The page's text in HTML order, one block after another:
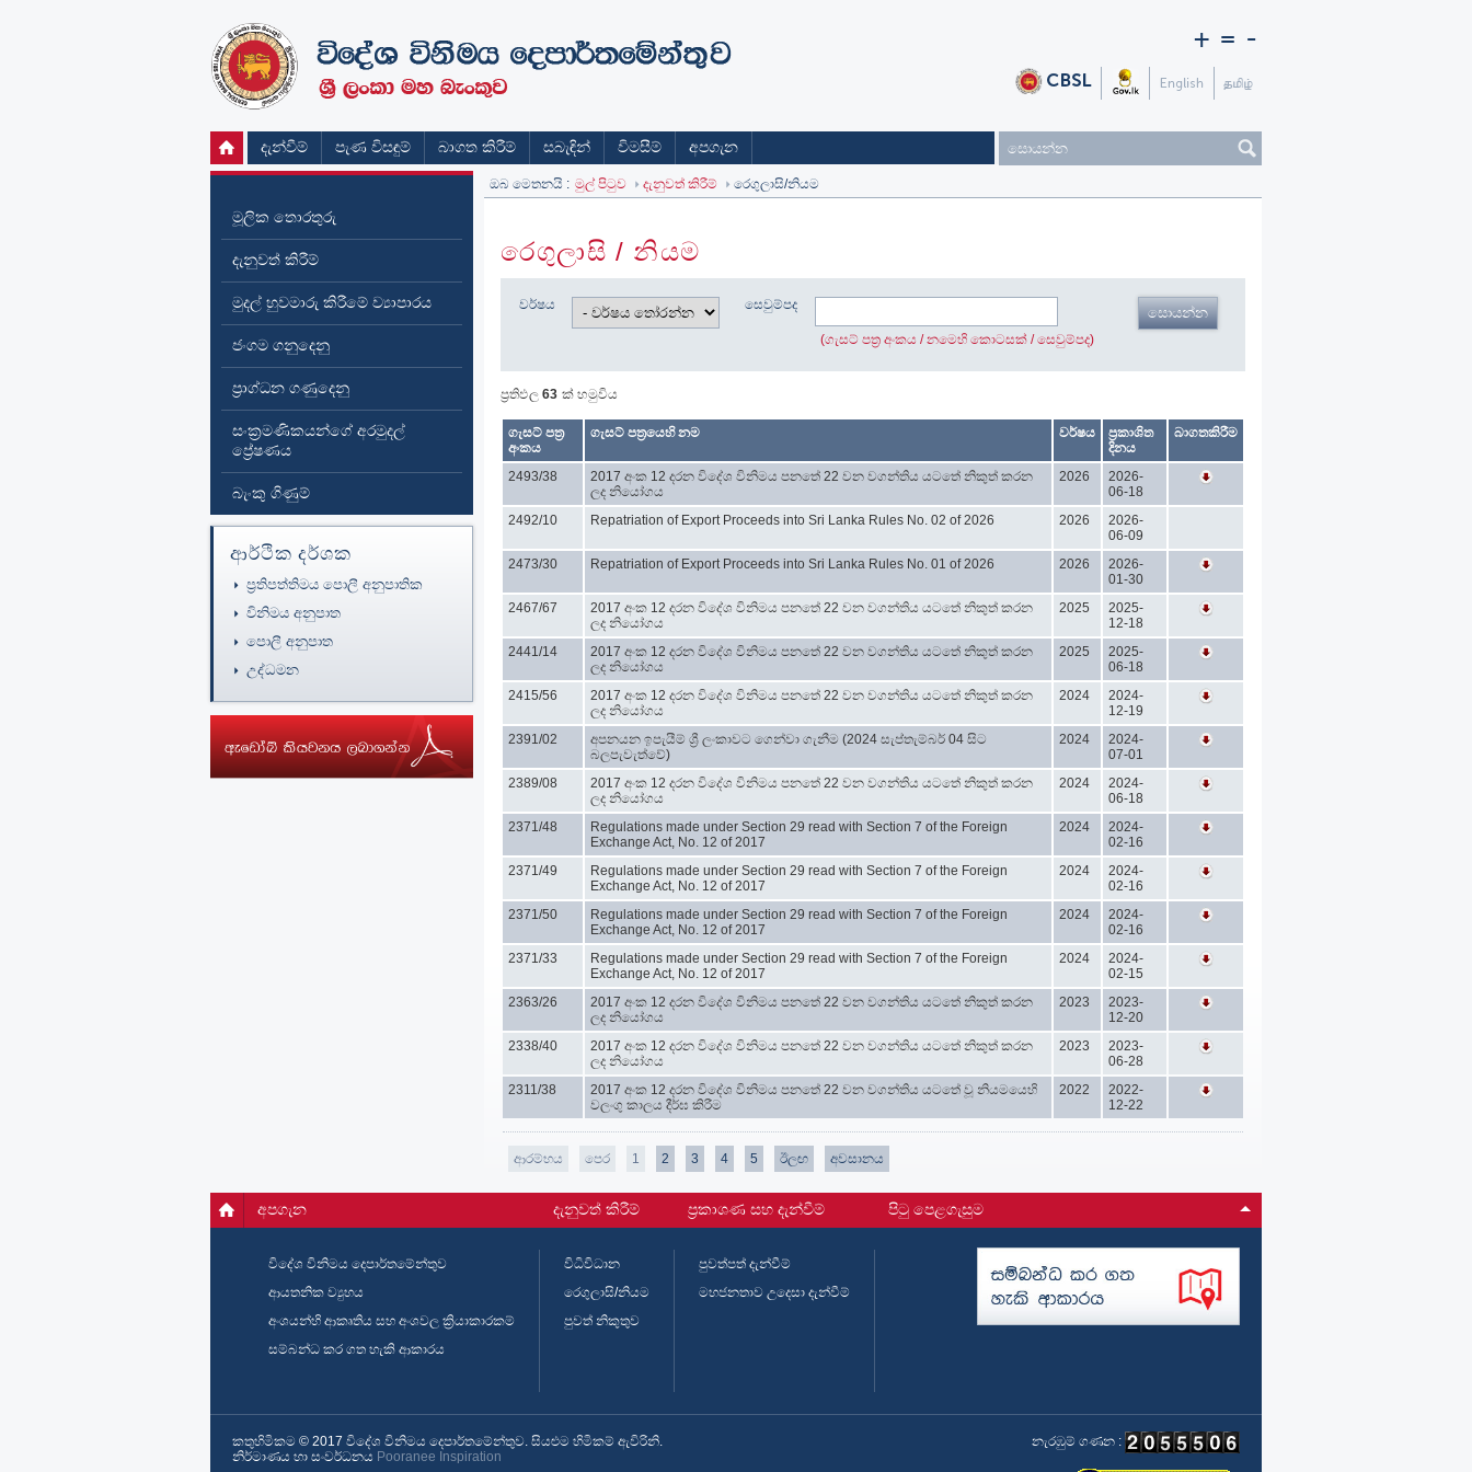
+ = -
දැන්වීම් පැණ විසඳුම් බාගත කිරීම් සබැඳින් විමසීම් අපගැන
මූලික තොරතුරු
දැනුවත් කිරීම්
මුදල් හුවමාරු කිරීමේ ව්‍යාපාරය
ජංගම ගනුදෙනු
ප්‍රාග්ධන ගණුදෙනු
සංක්‍රමණිකයන්ගේ අරමුදල්
ප්‍රේෂණය
බැංකු ගිණුම්
ආර්ථික දර්ශක
ප්‍රතිපත්තිමය පොලී අනුපාතික
විනිමය අනුපාත
පොලී අනුපාත
උද්ධමන
ඔබ මෙතනයි : මුල් පිටුව දැනුවත් කිරීම් රෙගුලාසි/නියම
රෙගුලාසි / නියම
වර්ෂය සෙවුම්පද
(ගැසට් පත්‍ර අංකය / නමෙහි කොටසක් / සෙවුම්පද)
ප්‍රතිඵල63 ක් හමුවිය
ගැසට් පත්‍ර
අංකය
ගැසට් පත්‍රයෙහි නම වර්ෂය
ප්‍රකාශිත
දිනය
බාගතකිරීම
2493/38
2017 අංක 12 දරන විදේශ විනිමය පනතේ 22 වන වගන්තිය යටතේ නිකුත් කරන
ලද නියෝගය
2026
2026-
06-18
2492/10
Repatriation of Export Proceeds into Sri Lanka Rules No. 02 of 2026 2026
2026-
06-09
2473/30
Repatriation of Export Proceeds into Sri Lanka Rules No. 01 of 2026 2026
2026-
01-30
2467/67
2017 අංක 12 දරන විදේශ විනිමය පනතේ 22 වන වගන්තිය යටතේ නිකුත් කරන
ලද නියෝගය
2025
2025-
12-18
2441/14
2017 අංක 12 දරන විදේශ විනිමය පනතේ 22 වන වගන්තිය යටතේ නිකුත් කරන
ලද නියෝගය
2025
2025-
06-18
2415/56
2017 අංක 12 දරන විදේශ විනිමය පනතේ 22 වන වගන්තිය යටතේ නිකුත් කරන
ලද නියෝගය
2024
2024-
12-19
2391/02
අපනයන ඉපැයීම් ශ්‍රී ලංකාවට ගෙන්වා ගැනීම (2024 සැප්තැම්බර් 04 සිට
බලපැවැත්වේ)
2024
2024-
07-01
2389/08
2017 අංක 12 දරන විදේශ විනිමය පනතේ 22 වන වගන්තිය යටතේ නිකුත් කරන
ලද නියෝගය
2024
2024-
06-18
2371/48
Regulations made under Section 29 read with Section 7 of the Foreign
Exchange Act, No. 12 of 2017
2024
2024-
02-16
2371/49
Regulations made under Section 29 read with Section 7 of the Foreign
Exchange Act, No. 12 of 2017
2024
2024-
02-16
2371/50
Regulations made under Section 29 read with Section 7 of the Foreign
Exchange Act, No. 12 of 2017
2024
2024-
02-16
2371/33
Regulations made under Section 29 read with Section 7 of the Foreign
Exchange Act, No. 12 of 2017
2024
2024-
02-15
2363/26
2017 අංක 12 දරන විදේශ විනිමය පනතේ 22 වන වගන්තිය යටතේ නිකුත් කරන
ලද නියෝගය
2023
2023-
12-20
2338/40
2017 අංක 12 දරන විදේශ විනිමය පනතේ 22 වන වගන්තිය යටතේ නිකුත් කරන
ලද නියෝගය
2023
2023-
06-28
2311/38
2017 අංක 12 දරන විදේශ විනිමය පනතේ 22 වන වගන්තිය යටතේ වූ නියමයෙහි
වලංගු කාලය දීර්ඝ කිරීම
2022
2022-
12-22
ආරම්භය පෙර 1 2 3 4 5 ඊලඟ අවසානය
අපගැන
විදේශ විනිමය දෙපාර්තමේන්තුව
ආයතනික ව්‍යුහය
අංශයන්හි ආකෘතිය සහ අංශවල ක්‍රියාකාරකම්
සම්බන්ධ කර ගත හැකි ආකාරය
දැනුවත් කිරීම්
විධිවිධාන
රෙගුලාසි/නියම
පුවත් නිකුතුව
ප්‍රකාශණ සහ දැන්වීම්
පුවත්පත් දැන්වීම්
මහජනතාව උදෙසා දැන්වීම්
පිටු පෙළගැසුම
කතුහිමිකම © 2017 විදේශ විනිමය දෙපාර්තමේන්තුව. සියළුම හිමිකම් ඇවිරිනි.
නිර්මාණය හා සංවර්ධනය Pooranee Inspiration
නැරඹුම් ගණන :